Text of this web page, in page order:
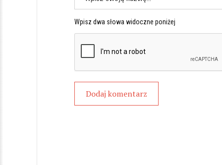
Wpisz dwa słowa widoczne poniżej